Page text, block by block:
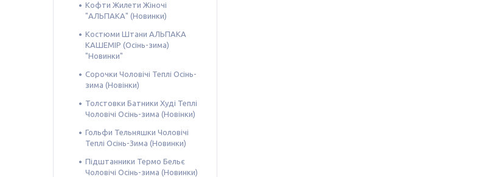
Кофти Жилети Жіночі
"АЛЬПАКА" (Новинки)
Костюми Штани АЛЬПАКА
КАШЕМІР (Осінь-зима)
"Новинки"
Сорочки Чоловічі Теплі Осінь-
зима (Новінки)
Толстовки Батники Худі Теплі
Чоловічі Осінь-зима (Новінки)
Гольфи Тельняшки Чоловічі
Теплі Осінь-Зима (Новинки)
Підштанники Термо Бельє
Чоловічі Осінь-зима (Новинки)